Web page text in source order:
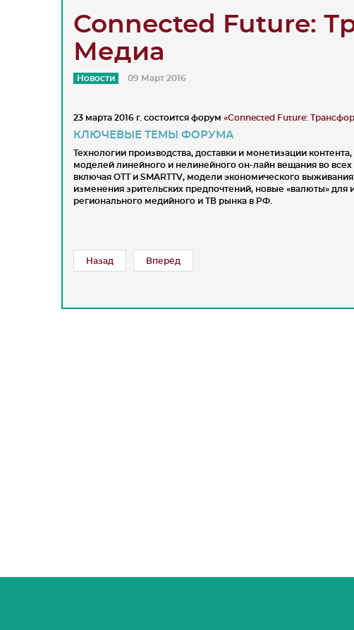
Connected Future:
Медиа
Новости 09 Март 2016
23 марта 2016 г. состоится форум «Connected Future:
КЛЮЧЕВЫЕ ТЕМЫ ФОРУМА
Технологии производства, доставки и монетизации
моделей линейного и нелинейного он-лайн вещания во
включая ОТТ и SMARTTV, модели экономического
изменения зрительских предпочтений, новые «валюты»
регионального медийного и ТВ рынка в РФ.
Назад Вперёд